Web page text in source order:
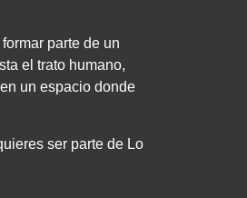
parte de un
el trato humano,
un espacio donde
ser parte de Lo